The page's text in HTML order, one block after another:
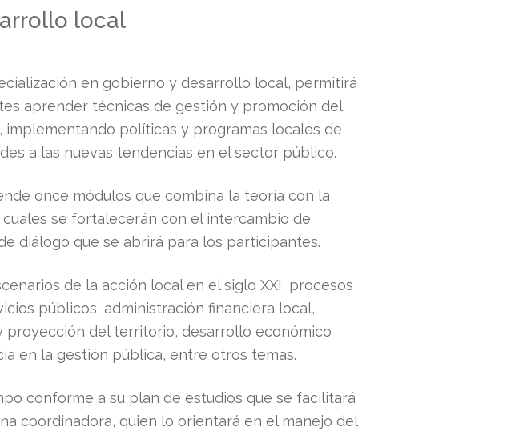
local
en gobierno y desarrollo local, permitirá
aprender técnicas de gestión y promoción del
implementando políticas y programas locales de
a las nuevas tendencias en el sector público.
once módulos que combina la teoría con la
cuales se fortalecerán con el intercambio de
diálogo que se abrirá para los participantes.
de la acción local en el siglo XXI, procesos
públicos, administración financiera local,
del territorio, desarrollo económico
en la gestión pública, entre otros temas.
conforme a su plan de estudios que se facilitará
coordinadora, quien lo orientará en el manejo del